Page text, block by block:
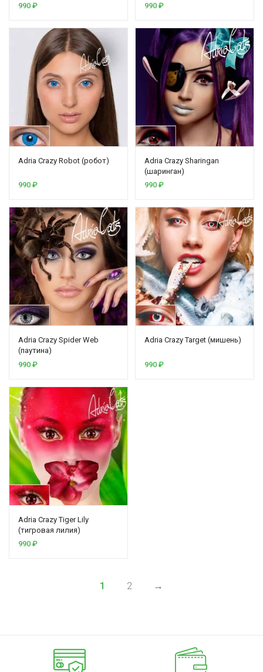
990 ₽
990 ₽
Adria Crazy Robot (робот)
990 ₽
Adria Crazy Sharingan
(шаринган)
990 ₽
Adria Crazy Spider Web
(паутина)
990 ₽
Adria Crazy Target (мишень)
990 ₽
Adria Crazy Tiger Lily
(тигровая лилия)
990 ₽
1 2 →